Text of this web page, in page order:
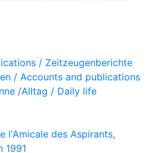
/ Zeitzeugenberichte
/ Accounts and publications
/Alltag / Daily life
l'Amicale des Aspirants,
1991